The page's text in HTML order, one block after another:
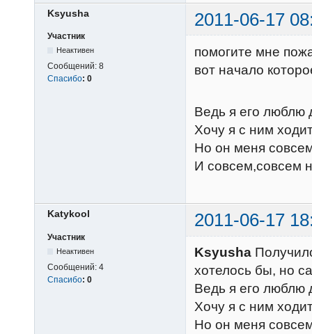
Ksyusha 2011-06-17
Участник
Неактивен
Сообщений: 8
Спасибо: 0
помогите мне
вот начало
Ведь я его люблю
Хочу я с ним
Но он меня
И совсем,совсем
Katykool 2011-06-17
Участник
Неактивен
Сообщений: 4
Спасибо: 0
Ksyusha
хотелось бы, но
Ведь я его люблю
Хочу я с ним
Но он меня